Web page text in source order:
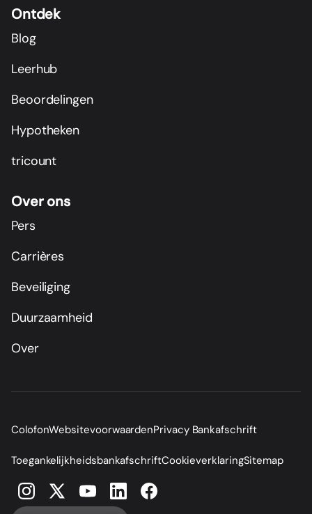
Ontdek
Blog
Leerhub
Beoordelingen
Hypotheken
tricount
Over ons
Pers
Carrières
Beveiliging
Duurzaamheid
Over
ColofonWebsitevoorwaardenPrivacy Bankafschrift
ToegankelijkheidsbankafschriftCookieverklaringSitemap